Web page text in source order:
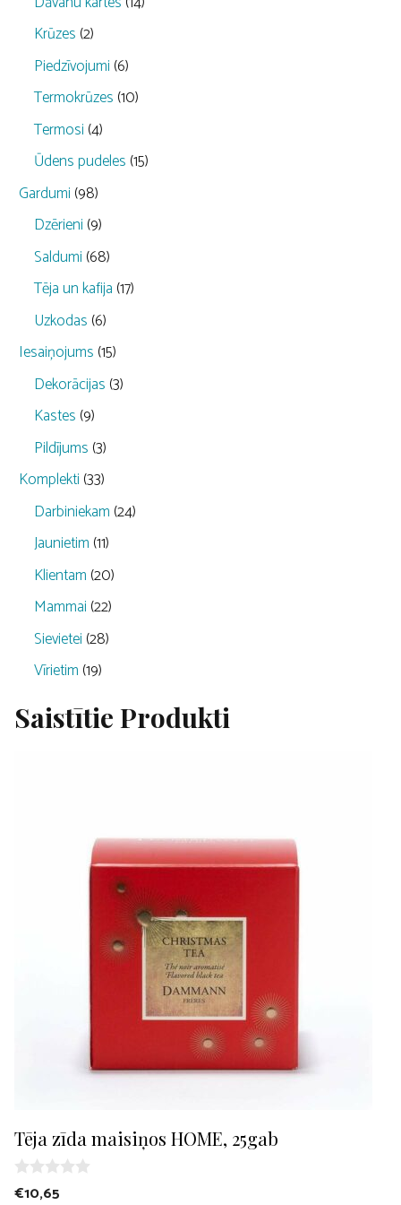
Krūzes (2)
Piedzīvojumi (6)
Termokrūzes (10)
Termosi (4)
Ūdens pudeles (15)
Gardumi (98)
Dzērieni (9)
Saldumi (68)
Tēja un kafija (17)
Uzkodas (6)
Iesaiņojums (15)
Dekorācijas (3)
Kastes (9)
Pildījums (3)
Komplekti (33)
Darbiniekam (24)
Jaunietim (11)
Klientam (20)
Mammai (22)
Sievietei (28)
Vīrietim (19)
Saistītie Produkti
Tēja zīda maisiņos HOME, 25gab
0
o
€10,65